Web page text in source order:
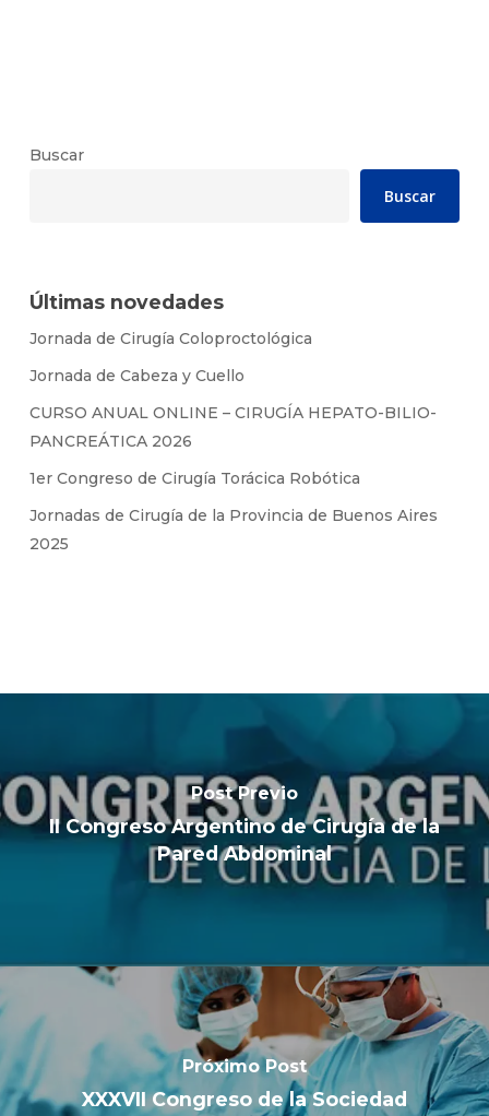
Buscar
Buscar
Últimas novedades
Jornada de Cirugía Coloproctológica
Jornada de Cabeza y Cuello
CURSO ANUAL ONLINE – CIRUGÍA HEPATO-BILIO-
PANCREÁTICA 2026
1er Congreso de Cirugía Torácica Robótica
Jornadas de Cirugía de la Provincia de Buenos Aires
2025
Post Previo
II Congreso Argentino de Cirugía de la
Pared Abdominal
Próximo Post
XXXVII Congreso de la Sociedad